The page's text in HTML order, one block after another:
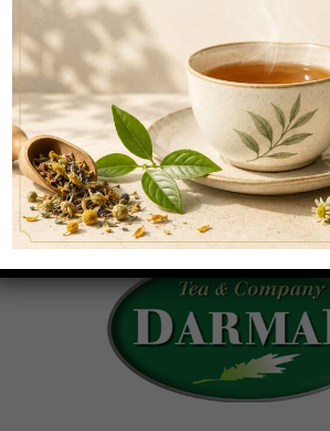
ARTICOLI RECENTI
RECENT COMMENTS
CATEGORIE